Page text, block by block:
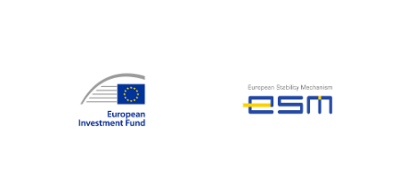
Klaus-Heiner Lehne
Koen LENAERTS
Lars Heikensten